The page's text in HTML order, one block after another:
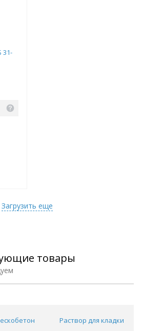
31-
Загрузить еще
товары
Раствор для кладки